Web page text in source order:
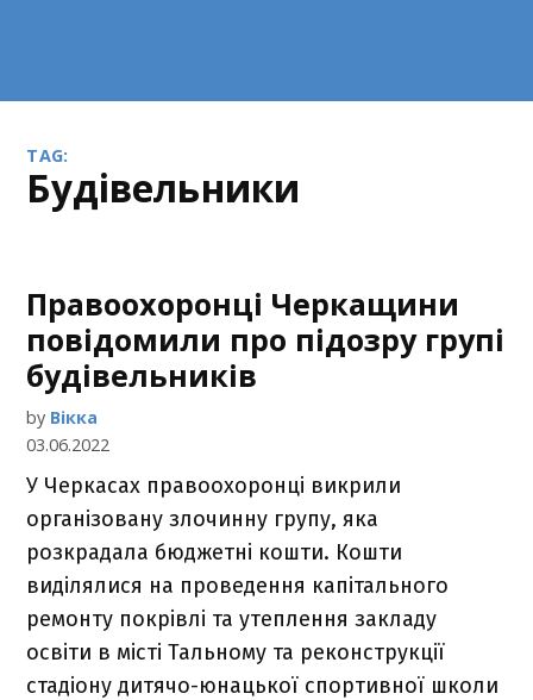
TAG:
будівельники
Правоохоронці Черкащини
повідомили про підозру групі
будівельників
by Вікка
03.06.2022
У Черкасах правоохоронці викрили
організовану злочинну групу, яка
розкрадала бюджетні кошти. Кошти
виділялися на проведення капітального
ремонту покрівлі та утеплення закладу
освіти в місті Тальному та реконструкції
стадіону дитячо-юнацької спортивної школи